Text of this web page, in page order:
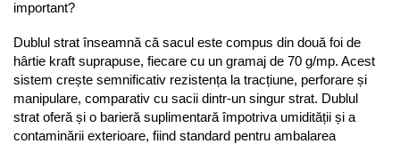
important?
Dublul strat înseamnă că sacul este compus din două foi de
hârtie kraft suprapuse, fiecare cu un gramaj de 70 g/mp. Acest
sistem crește semnificativ rezistența la tracțiune, perforare și
manipulare, comparativ cu sacii dintr-un singur strat. Dublul
strat oferă și o barieră suplimentară împotriva umidității și a
contaminării exterioare, fiind standard pentru ambalarea